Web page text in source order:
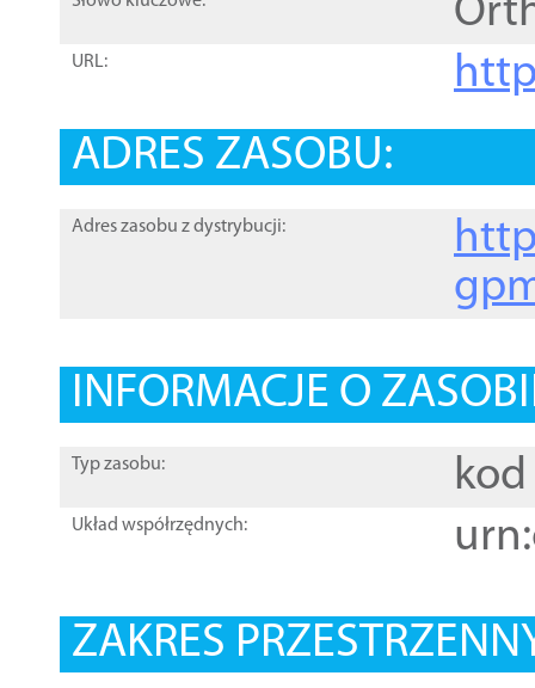
URL:
ADRES ZASOBU:
Adres zasobu z dystrybucji:
INFORMACJE O
Typ zasobu: kod
Układ współrzędnych:
ZAKRES